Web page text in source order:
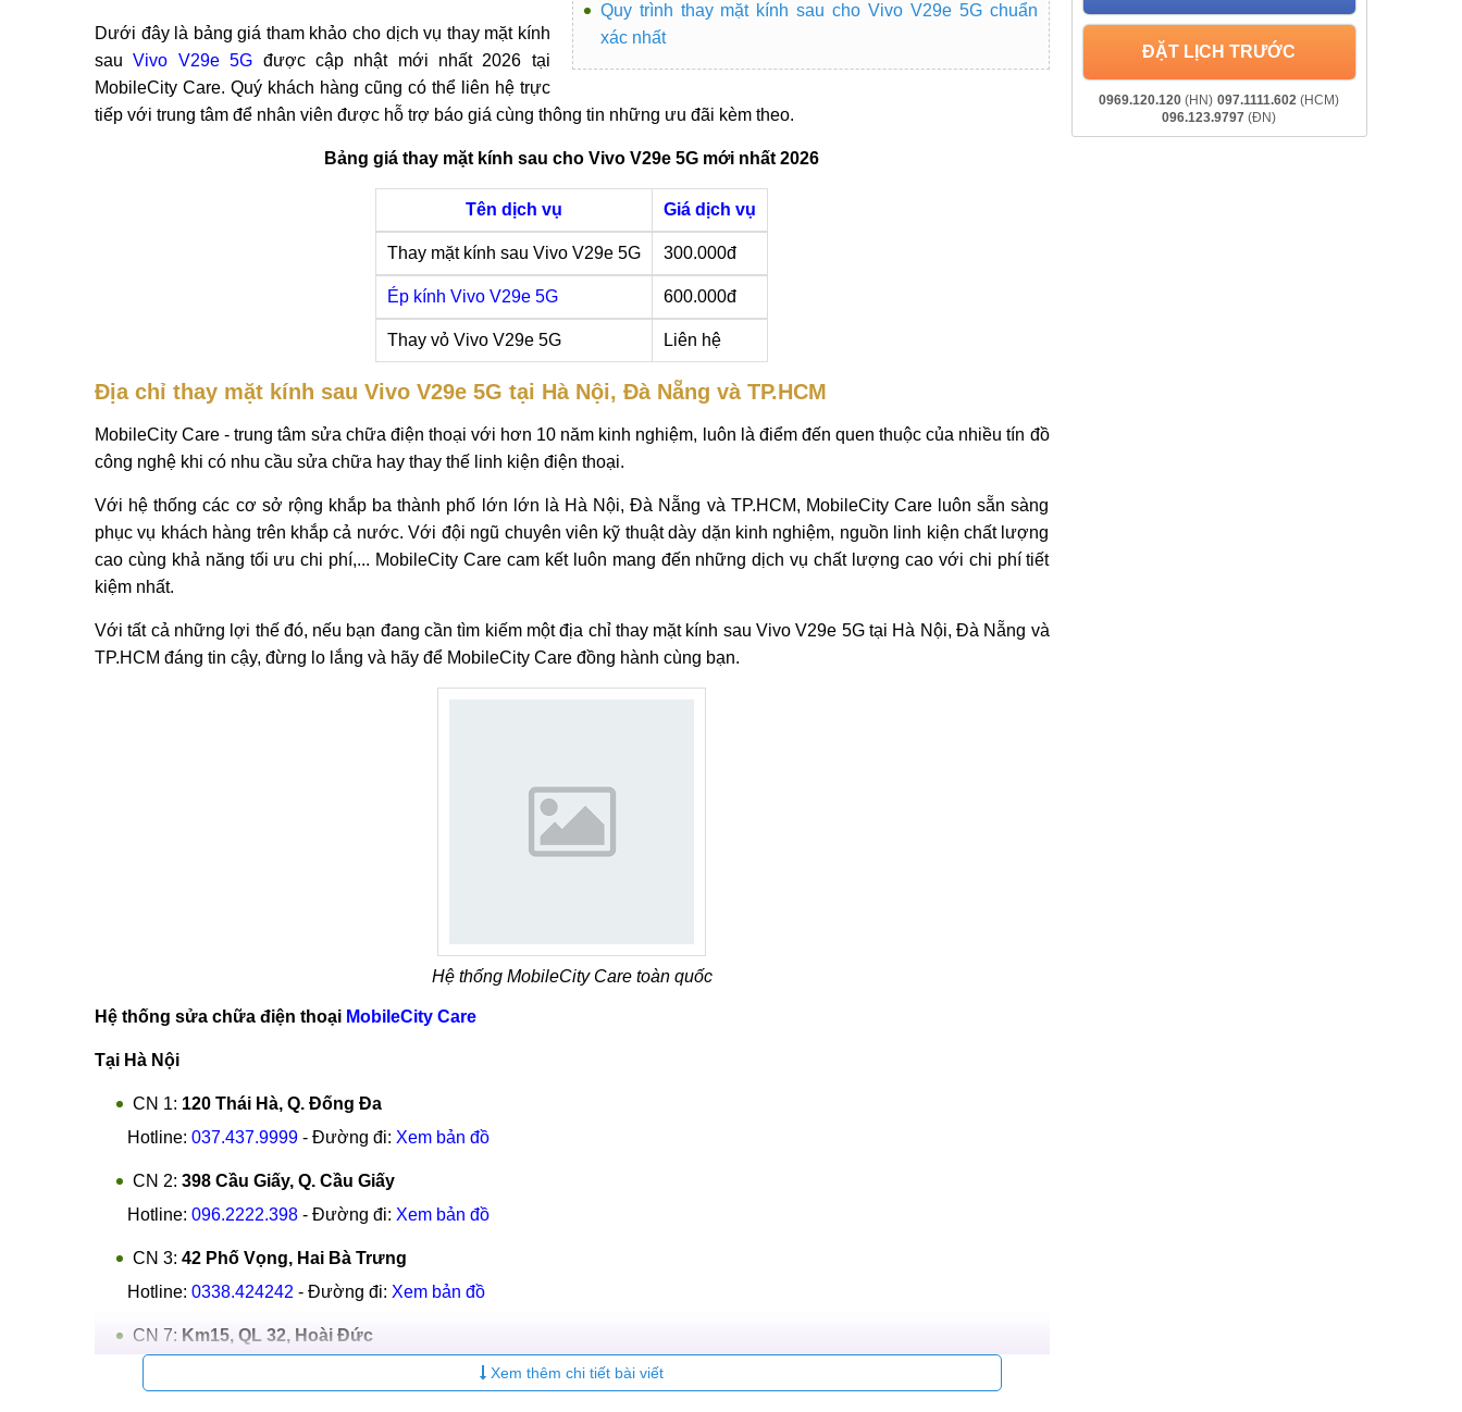
Quy trình thay mặt kính sau cho Vivo V29e 5G chuẩn
xác nhất
Dưới đây là bảng giá tham khảo cho dịch vụ thay mặt kính
sauVivo V29e 5G được cập nhật mới nhất 2026 tại
MobileCity Care. Quý khách hàng cũng có thể liên hệ trực
tiếp với trung tâm để nhân viên được hỗ trợ báo giá cùng thông tin những ưu đãi kèm theo.
Bảng giá thay mặt kính sau cho Vivo V29e 5G mới nhất 2026
Tên dịch vụ Giá dịch vụ
Thay mặt kính sau Vivo V29e 5G 300.000đ
Ép kính Vivo V29e 5G 600.000đ
Thay vỏ Vivo V29e 5G Liên hệ
Địa chỉ thay mặt kính sau Vivo V29e 5G tại Hà Nội, Đà Nẵng và TP.HCM
MobileCity Care - trung tâm sửa chữa điện thoại với hơn 10 năm kinh nghiệm, luôn là điểm đến quen thuộc của nhiều tín đồ
công nghệ khi có nhu cầu sửa chữa hay thay thế linh kiện điện thoại.
Với hệ thống các cơ sở rộng khắp ba thành phố lớn lớn là Hà Nội, Đà Nẵng và TP.HCM, MobileCity Care luôn sẵn sàng
phục vụ khách hàng trên khắp cả nước. Với đội ngũ chuyên viên kỹ thuật dày dặn kinh nghiệm, nguồn linh kiện chất lượng
cao cùng khả năng tối ưu chi phí,... MobileCity Care cam kết luôn mang đến những dịch vụ chất lượng cao với chi phí tiết
kiệm nhất.
Với tất cả những lợi thế đó, nếu bạn đang cần tìm kiếm một địa chỉ thay mặt kính sau Vivo V29e 5G tại Hà Nội, Đà Nẵng và
TP.HCM đáng tin cậy, đừng lo lắng và hãy để MobileCity Care đồng hành cùng bạn.
Hệ thống MobileCity Care toàn quốc
Hệ thống sửa chữa điện thoại MobileCity Care
Tại Hà Nội
CN 1: 120 Thái Hà, Q. Đống Đa
Hotline: 037.437.9999 - Đường đi: Xem bản đồ
CN 2: 398 Cầu Giấy, Q. Cầu Giấy
Hotline: 096.2222.398 - Đường đi: Xem bản đồ
CN 3: 42 Phố Vọng, Hai Bà Trưng
Hotline: 0338.424242 - Đường đi: Xem bản đồ
CN 7: Km15, QL 32, Hoài Đức
Xem bản đồ Xem thêm chi tiết bài viết
ĐẶT LỊCH TRƯỚC
0969.120.120 (HN) 097.1111.602 (HCM)
096.123.9797 (ĐN)